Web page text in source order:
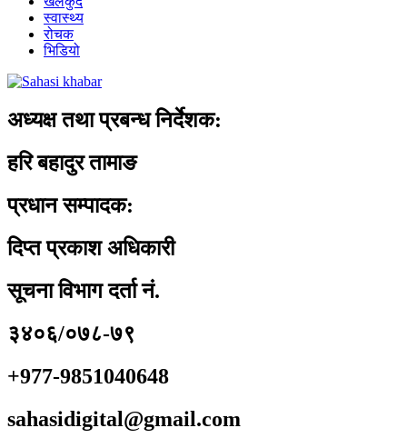
स्वास्थ्य
रोचक
भिडियो
अध्यक्ष तथा प्रबन्ध निर्देशक:
हरि बहादुर तामाङ
प्रधान सम्पादक:
दिप्त प्रकाश अधिकारी
सूचना विभाग दर्ता नं.
३४०६/०७८-७९
+977-9851040648
sahasidigital@gmail.com